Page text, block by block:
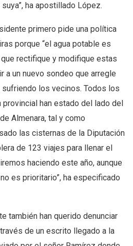
ha apostillado López.
primero pide una política
porque “el agua potable es
rectifique y modifique estas
a un nuevo sondeo que arregle
los vecinos. Todos los
han estado del lado del
Almenara, tal y como
las cisternas de la Diputación
de 123 viajes para llenar el
haciendo este año, aunque
es prioritario”, ha especificado
también han querido denunciar
de un escrito llegado a la